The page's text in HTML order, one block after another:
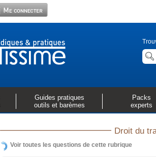
Guides pratiques
outils et barèmes
Packs
experts
Droit du
Voir toutes les questions de cette rubrique